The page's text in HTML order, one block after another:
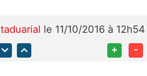
taduarial le 11/10/2016 à 12h54
+ -